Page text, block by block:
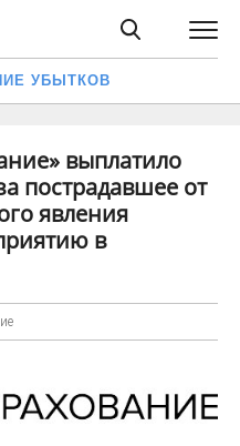
УБЫТКОВ
выплатило
пострадавшее от
явления
в